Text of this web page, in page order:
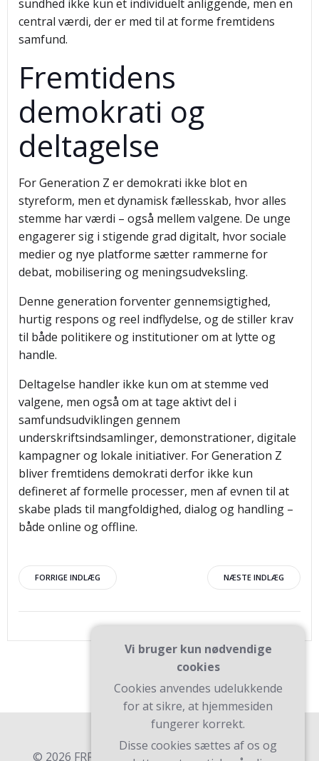
sundhed ikke kun et individuelt anliggende, men en
central værdi, der er med til at forme fremtidens
samfund.
Fremtidens
demokrati og
deltagelse
For Generation Z er demokrati ikke blot en
styreform, men et dynamisk fællesskab, hvor alles
stemme har værdi – også mellem valgene. De unge
engagerer sig i stigende grad digitalt, hvor sociale
medier og nye platforme sætter rammerne for
debat, mobilisering og meningsudveksling.
Denne generation forventer gennemsigtighed,
hurtig respons og reel indflydelse, og de stiller krav
til både politikere og institutioner om at lytte og
handle.
Deltagelse handler ikke kun om at stemme ved
valgene, men også om at tage aktivt del i
samfundsudviklingen gennem
underskriftsindsamlinger, demonstrationer, digitale
kampagner og lokale initiativer. For Generation Z
bliver fremtidens demokrati derfor ikke kun
defineret af formelle processer, men af evnen til at
skabe plads til mangfoldighed, dialog og handling –
både online og offline.
Indlægsnavigation
FORRIGE INDLÆG NÆSTE INDLÆG
© 2026 FRR. Bygget ved at bruge WordPress og
Vi bruger kun nødvendige
cookies
Cookies anvendes udelukkende
for at sikre, at hjemmesiden
fungerer korrekt.
Disse cookies sættes af os og